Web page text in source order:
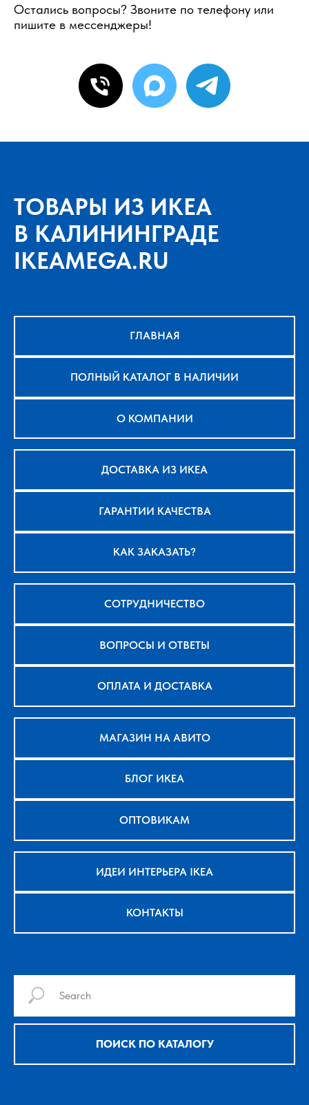
Остались вопросы? Звоните по телефону или
пишите в мессенджеры!
ТОВАРЫ ИЗ ИКЕА
В КАЛИНИНГРАДЕ
IKEAMEGA.RU
ГЛАВНАЯ
ПОЛНЫЙ КАТАЛОГ В НАЛИЧИИ
О КОМПАНИИ
ДОСТАВКА ИЗ ИКЕА
ГАРАНТИИ КАЧЕСТВА
КАК ЗАКАЗАТЬ?
СОТРУДНИЧЕСТВО
ВОПРОСЫ И ОТВЕТЫ
ОПЛАТА И ДОСТАВКА
МАГАЗИН НА АВИТО
БЛОГ ИКЕА
ОПТОВИКАМ
ИДЕИ ИНТЕРЬЕРА IKEA
КОНТАКТЫ
ПОИСК ПО КАТАЛОГУ